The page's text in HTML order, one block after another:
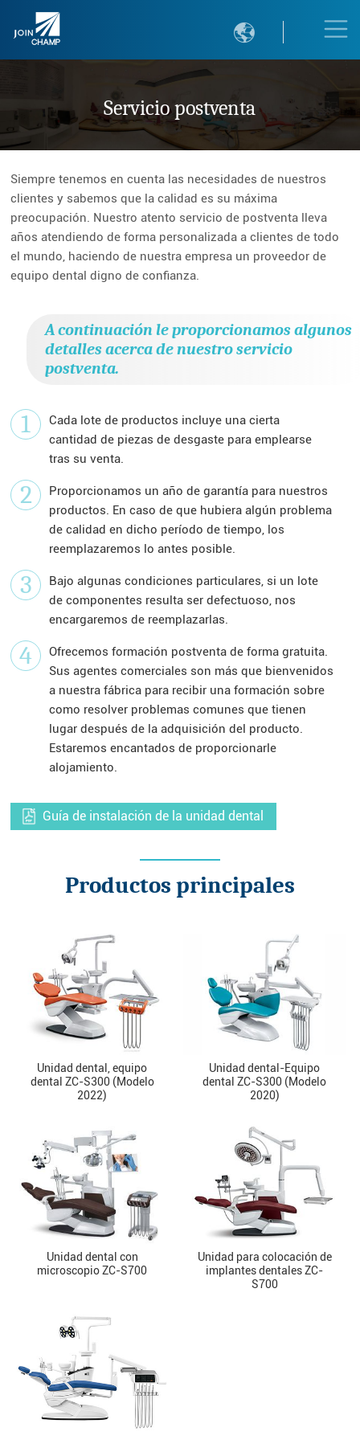

Servicio postventa
Siempre tenemos en cuenta las necesidades de nuestros
clientes y sabemos que la calidad es su máxima
preocupación. Nuestro atento servicio de postventa lleva
años atendiendo de forma personalizada a clientes de todo
el mundo, haciendo de nuestra empresa un proveedor de
equipo dental digno de confianza.
A continuación le proporcionamos algunos
detalles acerca de nuestro servicio
postventa.
1
Cada lote de productos incluye una cierta
cantidad de piezas de desgaste para emplearse
tras su venta.
2
Proporcionamos un año de garantía para nuestros
productos. En caso de que hubiera algún problema
de calidad en dicho período de tiempo, los
reemplazaremos lo antes posible.
3
Bajo algunas condiciones particulares, si un lote
de componentes resulta ser defectuoso, nos
encargaremos de reemplazarlas.
4
Ofrecemos formación postventa de forma gratuita.
Sus agentes comerciales son más que bienvenidos
a nuestra fábrica para recibir una formación sobre
como resolver problemas comunes que tienen
lugar después de la adquisición del producto.
Estaremos encantados de proporcionarle
alojamiento.
Guía de instalación de la unidad dental
Productos principales
Unidad dental, equipo
dental ZC-S300 (Modelo
2022)
Unidad dental-Equipo
dental ZC-S300 (Modelo
2020)
Unidad dental con
microscopio ZC-S700
Unidad para colocación de
implantes dentales ZC-
S700